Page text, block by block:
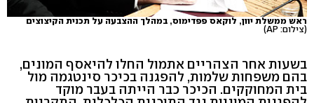
ראש ממשלת יוון, לוקאס פפדימוס, במהלך ההצבעה על תכנית הקיצוצים
(צילום: AP)
בשעות אחר הצהריים אתמול החלו להיאסף המונים,
בהם משפחות שלמות, להפגנה בכיכר סינטגמה מול
בית המחוקקים. הכיכר כבר הייתה בעבר מוקד